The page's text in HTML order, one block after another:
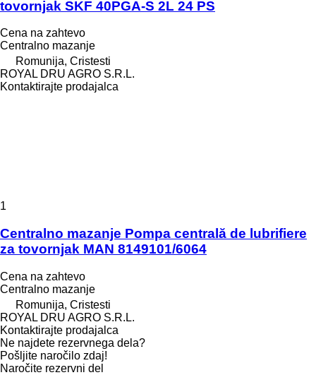
tovornjak SKF 40PGA-S 2L 24 PS
Cena na zahtevo
Centralno mazanje
Romunija, Cristesti
ROYAL DRU AGRO S.R.L.
Kontaktirajte prodajalca
1
Centralno mazanje Pompa centrală de lubrifiere
za tovornjak MAN 8149101/6064
Cena na zahtevo
Centralno mazanje
Romunija, Cristesti
ROYAL DRU AGRO S.R.L.
Kontaktirajte prodajalca
Ne najdete rezervnega dela?
Pošljite naročilo zdaj!
Naročite rezervni del